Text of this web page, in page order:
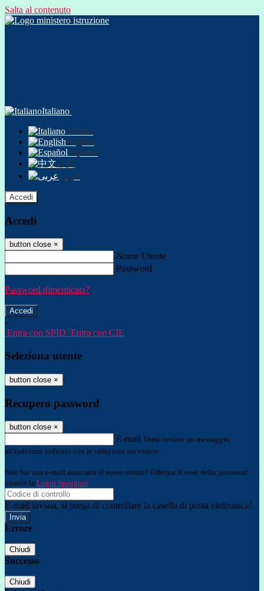
Salta al contenuto
Italiano
Italiano
English
Español
中文
عربى
Accedi
Accedi
button close ×
Nome Utente
Password
Password dimenticata?
-
Entra con SPID Entra con CIE
Seleziona utente
button close ×
Recupero password
button close ×
E-mail Verrà inviato un messaggio
all'indirizzo indicato con le istruzioni necessarie.
Non hai una e-mail associata al nome utente? Effettua il reset della password
tramite la Login Spaggiari
E-mail inviata, si prega di controllare la casella di posta elettronica!
Errore
Chiudi
Successo
Chiudi